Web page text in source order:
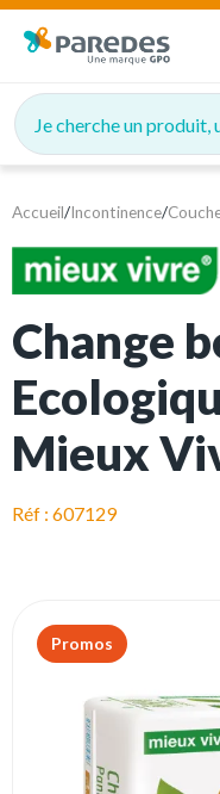
Je cherche un produit,
Accueil/Incontinence/
Change
Mieux
Réf : 607129
Promos